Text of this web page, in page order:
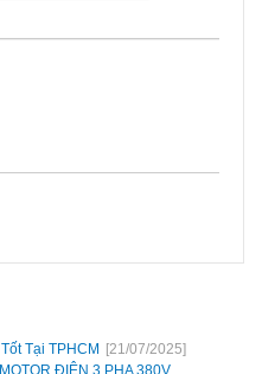
Tại TPHCM [21/07/2025]
ĐIỆN 3 PHA 380V